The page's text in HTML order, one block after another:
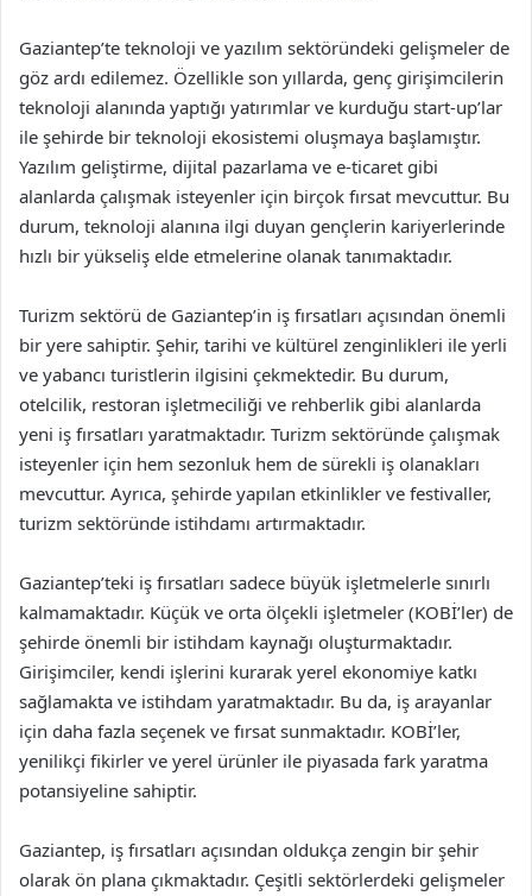
Gaziantep’te teknoloji ve yazılım sektöründeki gelişmeler de
göz ardı edilemez. Özellikle son yıllarda, genç girişimcilerin
teknoloji alanında yaptığı yatırımlar ve kurduğu start-up’lar
ile şehirde bir teknoloji ekosistemi oluşmaya başlamıştır.
Yazılım geliştirme, dijital pazarlama ve e-ticaret gibi
alanlarda çalışmak isteyenler için birçok fırsat mevcuttur. Bu
durum, teknoloji alanına ilgi duyan gençlerin kariyerlerinde
hızlı bir yükseliş elde etmelerine olanak tanımaktadır.
Turizm sektörü de Gaziantep’in iş fırsatları açısından önemli
bir yere sahiptir. Şehir, tarihi ve kültürel zenginlikleri ile yerli
ve yabancı turistlerin ilgisini çekmektedir. Bu durum,
otelcilik, restoran işletmeciliği ve rehberlik gibi alanlarda
yeni iş fırsatları yaratmaktadır. Turizm sektöründe çalışmak
isteyenler için hem sezonluk hem de sürekli iş olanakları
mevcuttur. Ayrıca, şehirde yapılan etkinlikler ve festivaller,
turizm sektöründe istihdamı artırmaktadır.
Gaziantep’teki iş fırsatları sadece büyük işletmelerle sınırlı
kalmamaktadır. Küçük ve orta ölçekli işletmeler (KOBİ’ler) de
şehirde önemli bir istihdam kaynağı oluşturmaktadır.
Girişimciler, kendi işlerini kurarak yerel ekonomiye katkı
sağlamakta ve istihdam yaratmaktadır. Bu da, iş arayanlar
için daha fazla seçenek ve fırsat sunmaktadır. KOBİ’ler,
yenilikçi fikirler ve yerel ürünler ile piyasada fark yaratma
potansiyeline sahiptir.
Gaziantep, iş fırsatları açısından oldukça zengin bir şehir
olarak ön plana çıkmaktadır. Çeşitli sektörlerdeki gelişmeler